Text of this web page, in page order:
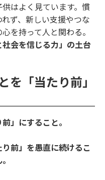
はよく見ています。慣
ず、新しい支援やつな
を持って人と関わる。
会を信じる力」の土台
を「当たり前」
」にすること。
り前」を愚直に続けるこ